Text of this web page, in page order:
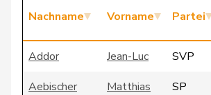
Nachname Vorname Partei
Addor Jean-Luc SVP
Aebischer
Matthias SP